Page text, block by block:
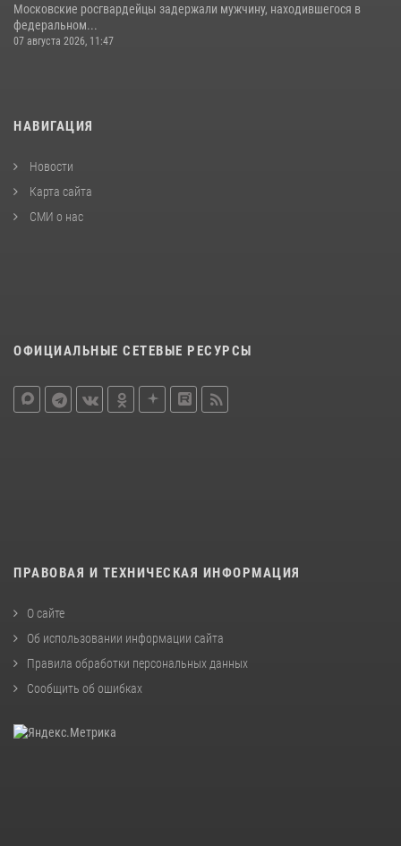
Московские росгвардейцы задержали мужчину, находившегося в
федеральном...
07 августа 2026, 11:47
НАВИГАЦИЯ
Новости
Карта сайта
СМИ о нас
ОФИЦИАЛЬНЫЕ СЕТЕВЫЕ РЕСУРСЫ
ПРАВОВАЯ И ТЕХНИЧЕСКАЯ ИНФОРМАЦИЯ
О сайте
Об использовании информации сайта
Правила обработки персональных данных
Сообщить об ошибках